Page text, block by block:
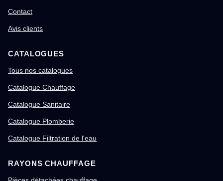
Contact
Avis clients
CATALOGUES
Tous nos catalogues
Catalogue Chauffage
Catalogue Sanitaire
Catalogue Plomberie
Catalogue Filtration de l'eau
RAYONS CHAUFFAGE